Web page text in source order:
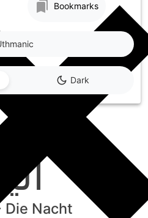
Bookmarks
Dark
الَّیْلِ
Die Nacht